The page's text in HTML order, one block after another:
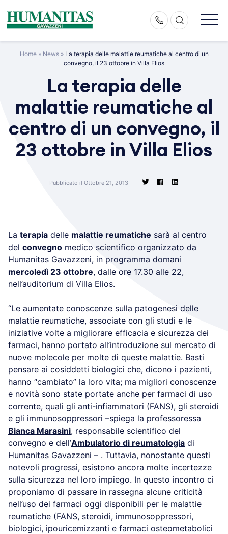
content
Home» News» La terapia delle malattie reumatiche al centro di un
convegno, il 23 ottobre in Villa Elios
La terapia delle
malattie reumatiche al
centro di un convegno, il
23 ottobre in Villa Elios
Pubblicato il Ottobre 21, 2013
La terapia delle malattie reumatiche sarà al centro
del convegno medico scientifico organizzato da
Humanitas Gavazzeni, in programma domani
mercoledì 23 ottobre, dalle ore 17.30 alle 22,
nell’auditorium di Villa Elios.
“Le aumentate conoscenze sulla patogenesi delle
malattie reumatiche, associate con gli studi e le
iniziative volte a migliorare efficacia e sicurezza dei
farmaci, hanno portato all’introduzione sul mercato di
nuove molecole per molte di queste malattie. Basti
pensare ai cosiddetti biologici che, dicono i pazienti,
hanno “cambiato” la loro vita; ma migliori conoscenze
e novità sono state portate anche per farmaci di uso
corrente, quali gli anti-infiammatori (FANS), gli steroidi
e gli immunosoppressori –spiega la professoressa
Bianca Marasini, responsabile scientifico del
convegno e dell’Ambulatorio di reumatologia di
Humanitas Gavazzeni – . Tuttavia, nonostante questi
notevoli progressi, esistono ancora molte incertezze
sulla sicurezza nel loro impiego. In questo incontro ci
proponiamo di passare in rassegna alcune criticità
nell’uso dei farmaci oggi disponibili per le malattie
reumatiche (FANS, steroidi, immunosoppressori,
biologici, ipouricemizzanti e farmaci osteometabolici